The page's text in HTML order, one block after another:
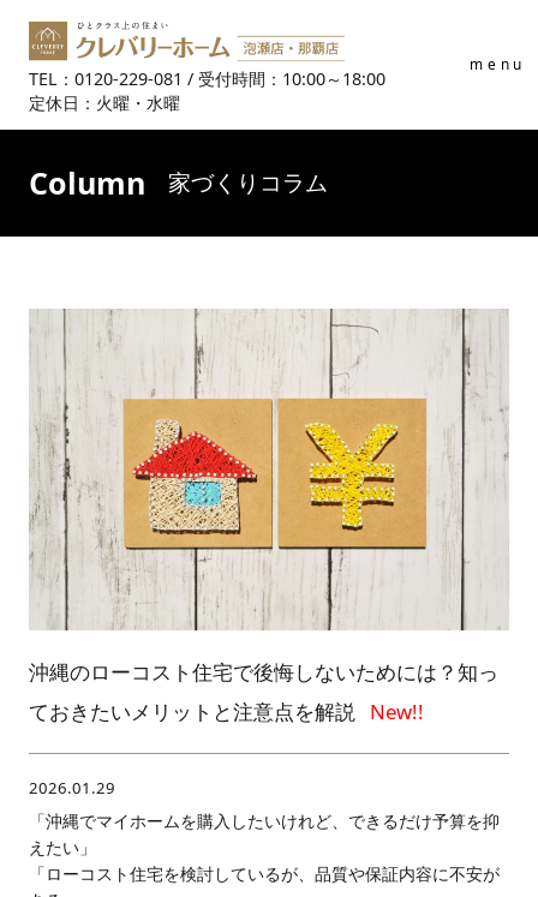
TEL：0120-229-081 / 受付時間：10:00～18:00
定休日：火曜・水曜
menu
Column 家づくりコラム
沖縄のローコスト住宅で後悔しないためには？知っ
ておきたいメリットと注意点を解説
2026.01.29
「沖縄でマイホームを購入したいけれど、できるだけ予算を抑
えたい」
「ローコスト住宅を検討しているが、品質や保証内容に不安が